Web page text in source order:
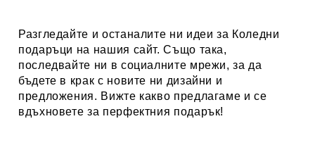
Разгледайте и останалите ни идеи за Коледни
подаръци на нашия сайт. Също така,
последвайте ни в социалните мрежи, за да
бъдете в крак с новите ни дизайни и
предложения. Вижте какво предлагаме и се
вдъхновете за перфектния подарък!